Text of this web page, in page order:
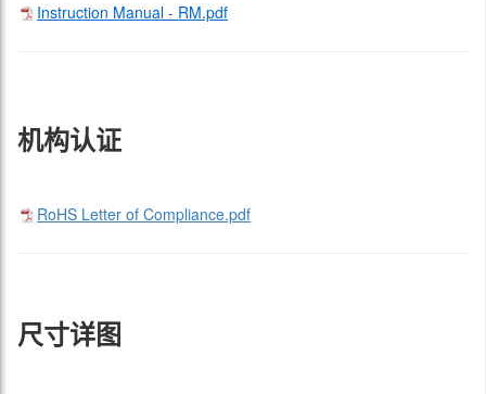
Instruction Manual - RM.pdf
机构认证
RoHS Letter of Compliance.pdf
尺寸详图